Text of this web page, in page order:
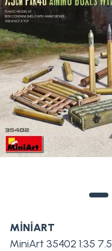
MİNİART
MiniArt 35402 1:35